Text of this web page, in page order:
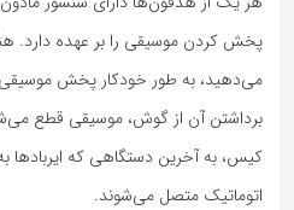
پخش کردن موسیقی را بر عهده دارد.
می‌دهید، به طور خودکار پخش
برداشتن آن از گوش، موسیقی قطع
کیس، به آخرین دستگاهی که ایربادها
اتوماتیک متصل می‌شوند.